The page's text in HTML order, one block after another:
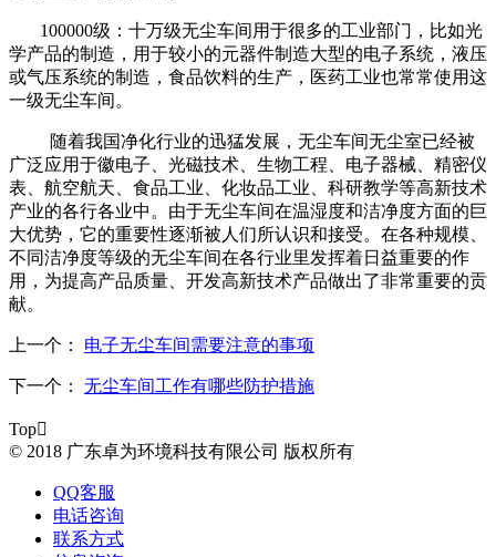
100000级：十万级无尘车间用于很多的工业部门，比如光
学产品的制造，用于较小的元器件制造大型的电子系统，液压
或气压系统的制造，食品饮料的生产，医药工业也常常使用这
一级无尘车间。
随着我国净化行业的迅猛发展，无尘车间无尘室已经被
广泛应用于徽电子、光磁技术、生物工程、电子器械、精密仪
表、航空航天、食品工业、化妆品工业、科研教学等高新技术
产业的各行各业中。由于无尘车间在温湿度和洁净度方面的巨
大优势，它的重要性逐渐被人们所认识和接受。在各种规模、
不同洁净度等级的无尘车间在各行业里发挥着日益重要的作
用，为提高产品质量、开发高新技术产品做出了非常重要的贡
献。
上一个： 电子无尘车间需要注意的事项
下一个： 无尘车间工作有哪些防护措施
Top
© 2018 广东卓为环境科技有限公司 版权所有
QQ客服
电话咨询
联系方式